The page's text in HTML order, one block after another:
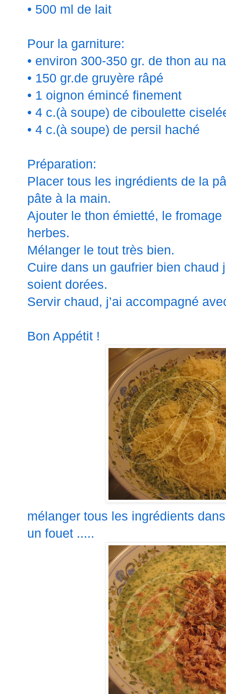
• 500 ml de lait
Pour la garniture:
• environ 300-350 gr. de thon au
• 150 gr.de gruyère râpé
• 1 oignon émincé finement
• 4 c.(à soupe) de ciboulette
• 4 c.(à soupe) de persil haché
Préparation:
Placer tous les ingrédients de la
pâte à la main.
Ajouter le thon émietté, le
herbes.
Mélanger le tout très bien.
Cuire dans un gaufrier bien chaud
soient dorées.
Servir chaud, j’ai accompagné
Bon Appétit !
mélanger tous les ingrédients
un fouet .....